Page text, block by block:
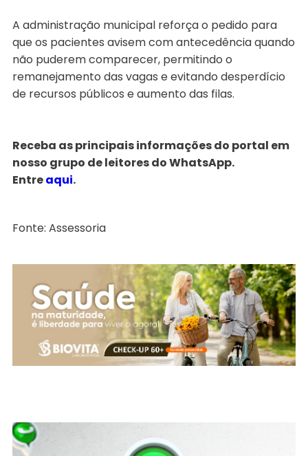
A administração municipal reforça o pedido para
que os pacientes avisem com antecedência quando
não puderem comparecer, permitindo o
remanejamento das vagas e evitando desperdício
de recursos públicos e aumento das filas.
Receba as principais informações do portal em
nosso grupo de leitores do WhatsApp.
Entreaqui.
Fonte: Assessoria